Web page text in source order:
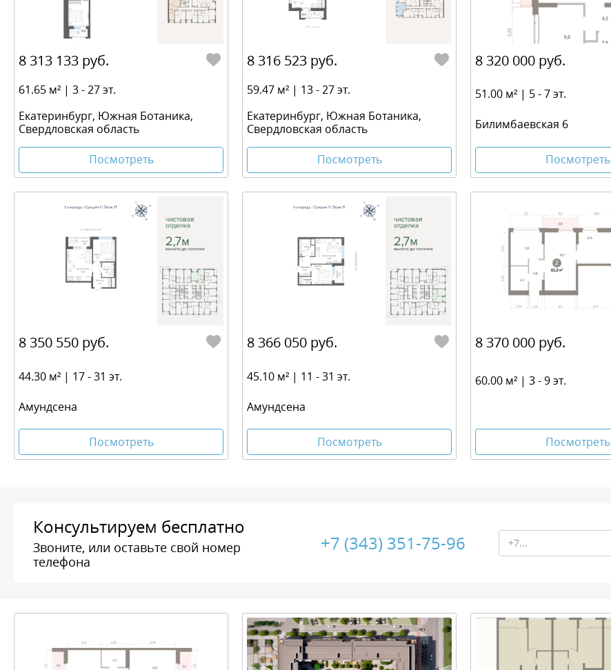
8 313 133 руб.
61.65 м² | 3 - 27 эт.
Екатеринбург, Южная Ботаника,
Свердловская область
Посмотреть
8 316 523 руб.
59.47 м² | 13 - 27 эт.
Екатеринбург, Южная Ботаника,
Свердловская область
Посмотреть
8 320 000 руб.
51.00 м² | 5 - 7 эт.
Билимбаевская 6
Посмотреть
8 350 550 руб.
44.30 м² | 17 - 31 эт.
Амундсена
Посмотреть
8 366 050 руб.
45.10 м² | 11 - 31 эт.
Амундсена
Посмотреть
8 370 000 руб.
60.00 м² | 3 - 9 эт.
Посмотреть
Консультируем бесплатно
Звоните, или оставьте свой номер
телефона
+7 (343) 351-75-96